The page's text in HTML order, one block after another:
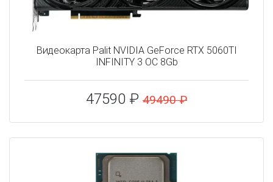
Видеокарта Palit NVIDIA GeForce RTX 5060TI
INFINITY 3 OC 8Gb
47590 ₽ 49490 ₽